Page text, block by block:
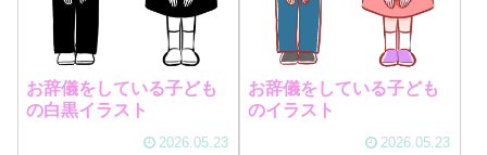
お辞儀をしている子ども
の白黒イラスト
2026.05.23
お辞儀をしている子ども
のイラスト
2026.05.23